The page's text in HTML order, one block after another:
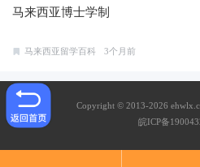
马来西亚博士学制
马来西亚留学百科 3个月前
Copyright © 2013-2026
皖ICP备